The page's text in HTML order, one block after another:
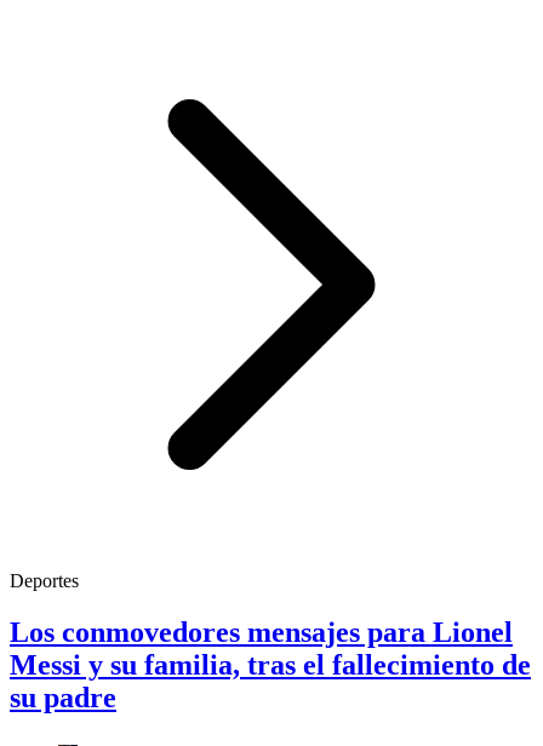
Deportes
Los conmovedores mensajes para Lionel
Messi y su familia, tras el fallecimiento de
su padre